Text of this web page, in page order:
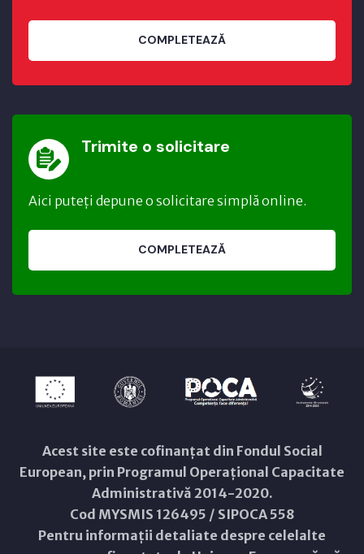
COMPLETEAZĂ
Trimite o solicitare
Aici puteți depune o solicitare simplă online.
COMPLETEAZĂ
Acest site este cofinanțat din Fondul Social
European, prin Programul Operațional Capacitate
Administrativă 2014-2020.
Cod MYSMIS 126495 / SIPOCA 558
Pentru informații detaliate despre celelalte